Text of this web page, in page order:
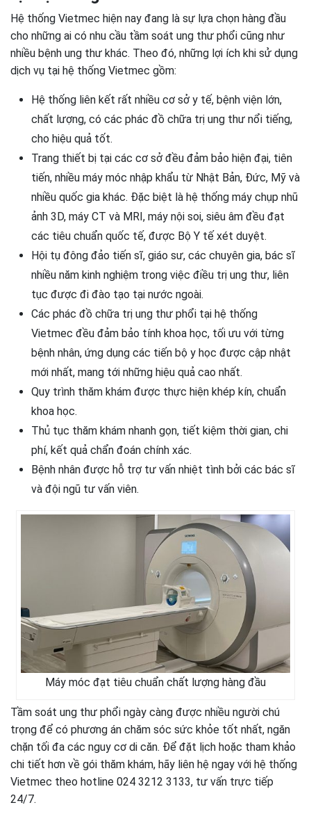
Hệ thống Vietmec hiện nay đang là sự lựa chọn hàng đầu
cho những ai có nhu cầu tầm soát ung thư phổi cũng như
nhiều bệnh ung thư khác. Theo đó, những lợi ích khi sử dụng
dịch vụ tại hệ thống Vietmec gồm:
Hệ thống liên kết rất nhiều cơ sở y tế, bệnh viện lớn,
chất lượng, có các phác đồ chữa trị ung thư nổi tiếng,
cho hiệu quả tốt.
Trang thiết bị tại các cơ sở đều đảm bảo hiện đại, tiên
tiến, nhiều máy móc nhập khẩu từ Nhật Bản, Đức, Mỹ và
nhiều quốc gia khác. Đặc biệt là hệ thống máy chụp nhũ
ảnh 3D, máy CT và MRI, máy nội soi, siêu âm đều đạt
các tiêu chuẩn quốc tế, được Bộ Y tế xét duyệt.
Hội tụ đông đảo tiến sĩ, giáo sư, các chuyên gia, bác sĩ
nhiều năm kinh nghiệm trong việc điều trị ung thư, liên
tục được đi đào tạo tại nước ngoài.
Các phác đồ chữa trị ung thư phổi tại hệ thống
Vietmec đều đảm bảo tính khoa học, tối ưu với từng
bệnh nhân, ứng dụng các tiến bộ y học được cập nhật
mới nhất, mang tới những hiệu quả cao nhất.
Quy trình thăm khám được thực hiện khép kín, chuẩn
khoa học.
Thủ tục thăm khám nhanh gọn, tiết kiệm thời gian, chi
phí, kết quả chẩn đoán chính xác.
Bệnh nhân được hỗ trợ tư vấn nhiệt tình bởi các bác sĩ
và đội ngũ tư vấn viên.
Máy móc đạt tiêu chuẩn chất lượng hàng đầu
Tầm soát ung thư phổi ngày càng được nhiều người chú
trọng để có phương án chăm sóc sức khỏe tốt nhất, ngăn
chặn tối đa các nguy cơ di căn. Để đặt lịch hoặc tham khảo
chi tiết hơn về gói thăm khám, hãy liên hệ ngay với hệ thống
Vietmec theo hotline 024 3212 3133, tư vấn trực tiếp
24/7.